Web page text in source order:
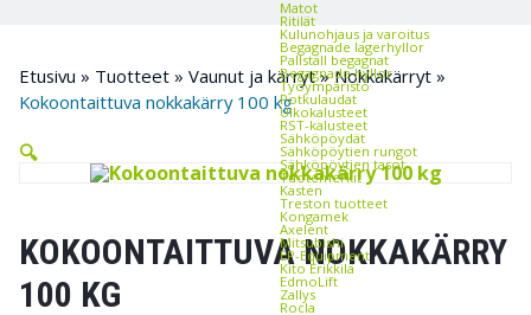
Matot
Ritilät
Kulunohjaus ja varoitus
Begagnade lagerhyllor
Pallställ begagnat
Begagnade hyllor
Työympäristö
Potkulaudat
Ulkokalusteet
RST-kalusteet
Sähköpöydät
Sähköpöytien rungot
Sähköpöytien tasot
Tuotemerkit
Kasten
Treston tuotteet
Kongamek
Axelent
Mitsubishi
EP-Equipment
Kito Erikkilä
EdmoLift
Zallys
Rocla
Etusivu » Tuotteet » Vaunut ja kärryt»Nokkakärryt »
Kokoontaittuva nokkakärry 100 kg
🔍
KOKOONTAITTUVA NOKKAKÄRRY
100 KG